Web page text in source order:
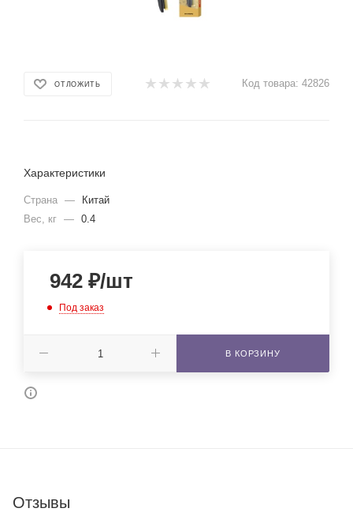
ОТЛОЖИТЬ Код товара: 42826
Характеристики
Страна —
Китай
Вес, кг — 0.4
942 ₽/шт
Под заказ
В КОРЗИНУ
Отзывы